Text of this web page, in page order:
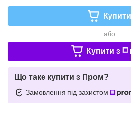
Купити
або
Купити з
Що таке купити з Пром?
Замовлення під захистом